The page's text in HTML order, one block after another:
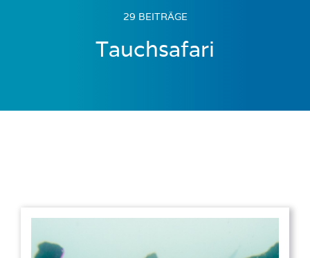
29 BEITRÄGE
Tauchsafari